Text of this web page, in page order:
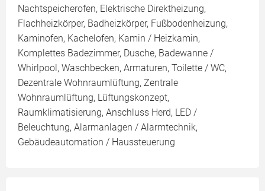
Nachtspeicherofen, Elektrische Direktheizung,
Flachheizkörper, Badheizkörper, Fußbodenheizung,
Kaminofen, Kachelofen, Kamin / Heizkamin,
Komplettes Badezimmer, Dusche, Badewanne /
Whirlpool, Waschbecken, Armaturen, Toilette / WC,
Dezentrale Wohnraumlüftung, Zentrale
Wohnraumlüftung, Lüftungskonzept,
Raumklimatisierung, Anschluss Herd, LED /
Beleuchtung, Alarmanlagen / Alarmtechnik,
Gebäudeautomation / Haussteuerung